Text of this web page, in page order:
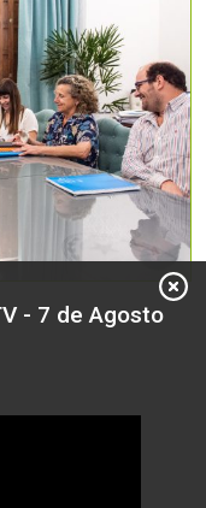
- 7 de Agosto